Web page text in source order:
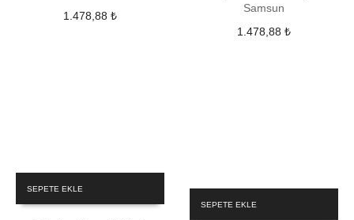
1.478,88 ₺
Samsun
1.478,88₺
SEPETE EKLE
SEPETE EKLE